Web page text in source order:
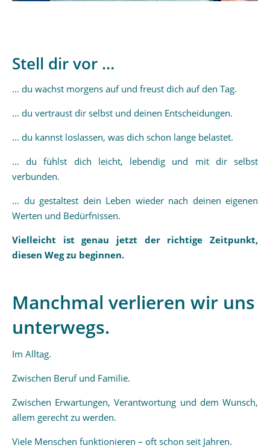
Stell dir vor …
… du wachst morgens auf und freust dich auf den Tag.
… du vertraust dir selbst und deinen Entscheidungen.
… du kannst loslassen, was dich schon lange belastet.
… du fühlst dich leicht, lebendig und mit dir selbst
verbunden.
… du gestaltest dein Leben wieder nach deinen eigenen
Werten und Bedürfnissen.
Vielleicht ist genau jetzt der richtige Zeitpunkt,
diesen Weg zu beginnen.
Manchmal verlieren wir uns
unterwegs.
Im Alltag.
Zwischen Beruf und Familie.
Zwischen Erwartungen, Verantwortung und dem Wunsch,
allem gerecht zu werden.
Viele Menschen funktionieren – oft schon seit Jahren.